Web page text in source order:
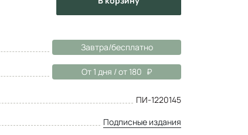
Завтра/бесплатно
От 1 дня / от 180
ПИ-1220145
Подписные издания